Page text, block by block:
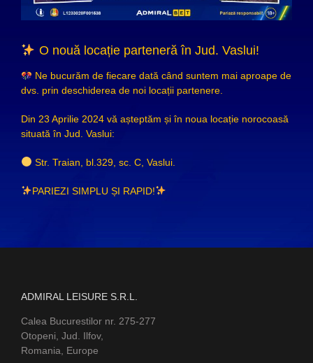
O nouă locație parteneră în Jud. Vaslui!
Ne bucurăm de fiecare dată când suntem mai aproape de
dvs. prin deschiderea de noi locații partenere.
Din 23 Aprilie 2024 vă așteptăm și în noua locație norocoasă
situată în Jud. Vaslui:
Str. Traian, bl.329, sc. C, Vaslui.
PARIEZI SIMPLU ȘI RAPID!
ADMIRAL LEISURE S.R.L.
Calea Bucurestilor nr. 275-277
Otopeni, Jud. Ilfov,
Romania, Europe